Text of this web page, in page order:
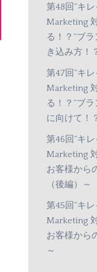
第48回“キ
Marketing
る！？“ブ
き込み方！
第47回“キ
Marketing
る！？“ブ
に向けて！
第46回“キ
Marketing
お客様から
（後編）～
第45回“キ
Marketing
お客様から
～